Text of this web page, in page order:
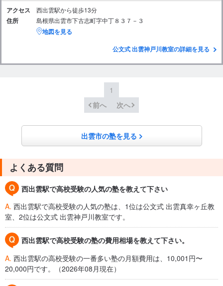
アクセス 西出雲駅から徒歩13分
住所 島根県出雲市下古志町字中丁８３７－３
地図を見る
公文式 出雲神戸川教室の詳細を見る
1
前へ
次へ
出雲市の塾を見る
よくある質問
西出雲駅で高校受験の人気の塾を教えて下さい
A. 西出雲駅で高校受験の人気の塾は、1位は公文式 出雲真幸ヶ丘教
室、2位は公文式 出雲神戸川教室です。
西出雲駅で高校受験の塾の費用相場を教えて下さい。
A. 西出雲駅の高校受験の一番多い塾の月額費用は、10,001円〜
20,000円です。（2026年08月現在）